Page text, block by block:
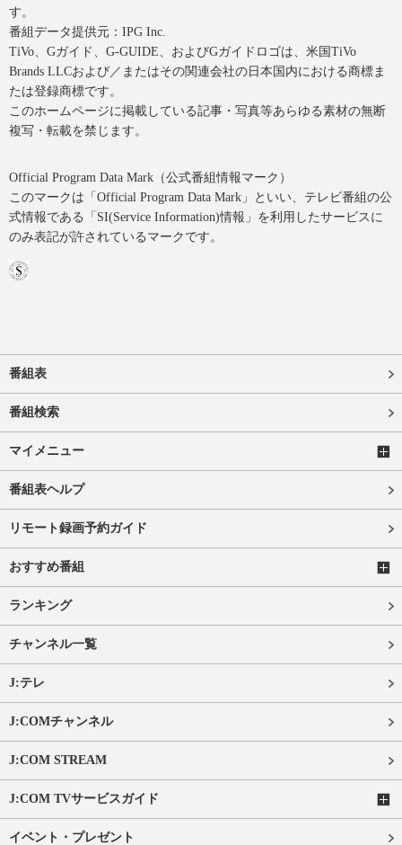
す。
番組データ提供元：IPG Inc.
TiVo、Gガイド、G-GUIDE、およびGガイドロゴは、米国TiVo
Brands LLCおよび／またはその関連会社の日本国内における商標ま
たは登録商標です。
このホームページに掲載している記事・写真等あらゆる素材の無断
複写・転載を禁じます。
Official Program Data Mark（公式番組情報マーク）
このマークは「Official Program Data Mark」といい、テレビ番組の公
式情報である「SI(Service Information)情報」を利用したサービスに
のみ表記が許されているマークです。
番組表
番組検索
マイメニュー
番組表ヘルプ
リモート録画予約ガイド
おすすめ番組
ランキング
チャンネル一覧
J:テレ
J:COMチャンネル
J:COM STREAM
J:COM TVサービスガイド
イベント・プレゼント